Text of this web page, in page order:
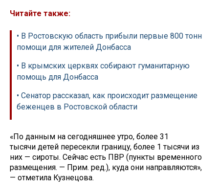
Читайте также:
• В Ростовскую область прибыли первые 800 тонн
помощи для жителей Донбасса
• В крымских церквях собирают гуманитарную
помощь для Донбасса
• Сенатор рассказал, как происходит размещение
беженцев в Ростовской области
«По данным на сегодняшнее утро, более 31
тысячи детей пересекли границу, более 1 тысячи из
них — сироты. Сейчас есть ПВР (пункты временного
размещения. — Прим. ред.), куда они направляются»,
— отметила Кузнецова.